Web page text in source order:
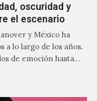
oscuridad y
el escenario
y México ha
a lo largo de los años.
de emoción hasta